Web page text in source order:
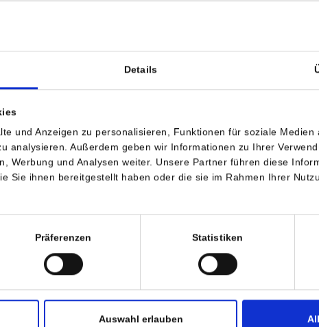
Details
und Anzeigen zu personalisieren, Funktionen für soziale Medien
analysieren. Außerdem geben wir Informationen zu Ihrer
Werbung und Analysen weiter. Unsere Partner führen diese
Sie ihnen bereitgestellt haben oder die sie im Rahmen Ihrer
Präferenzen Statistiken
Auswahl erlauben
zu einer stationären Aufnahme und Behandlung in einem
Menschen in Österreich leiden an einem Typ-1-Diabets, davon
Kinder und Jugendliche.